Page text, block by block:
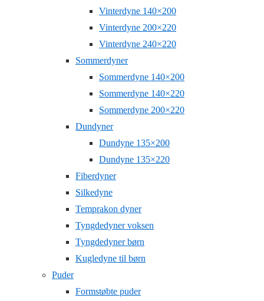
Vinterdyne 140×200
Vinterdyne 200×220
Vinterdyne 240×220
Sommerdyner
Sommerdyne 140×200
Sommerdyne 140×220
Sommerdyne 200×220
Dundyner
Dundyne 135×200
Dundyne 135×220
Fiberdyner
Silkedyne
Temprakon dyner
Tyngdedyner voksen
Tyngdedyner børn
Kugledyne til børn
Puder
Formstøbte puder